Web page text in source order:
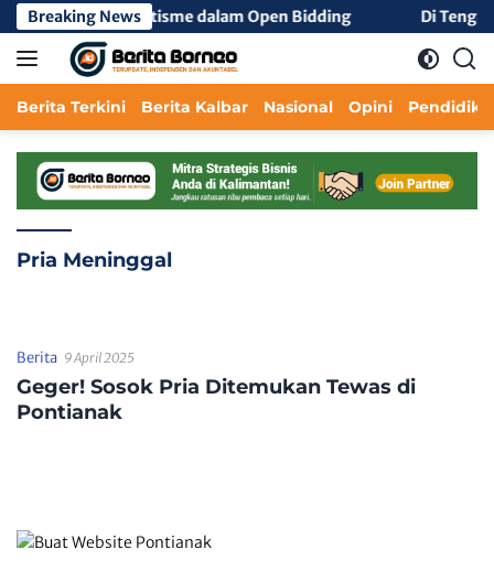
Langsung
ke
konten
Breaking News
Tolak Nepotisme dalam Open Bidding Di Tengah
Berita Terkini Berita Kalbar Nasional Opini
Pria Meninggal
Berita 9 April 2025
Geger! Sosok Pria Ditemukan Tewas di
Pontianak